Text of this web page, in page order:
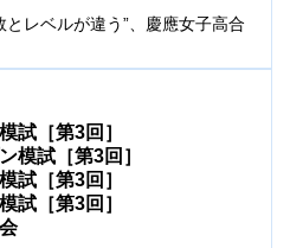
とレベルが違う”、慶應女子高合
試［第3回］
模試［第3回］
試［第3回］
試［第3回］